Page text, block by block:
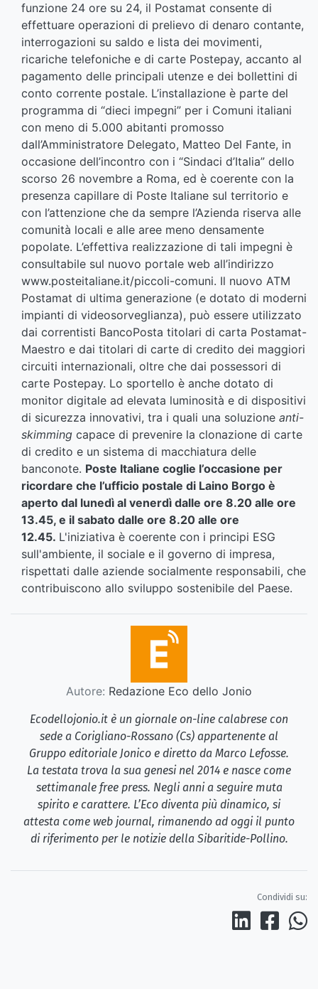
funzione 24 ore su 24, il Postamat consente di
effettuare operazioni di prelievo di denaro contante,
interrogazioni su saldo e lista dei movimenti,
ricariche telefoniche e di carte Postepay, accanto al
pagamento delle principali utenze e dei bollettini di
conto corrente postale. L’installazione è parte del
programma di “dieci impegni” per i Comuni italiani
con meno di 5.000 abitanti promosso
dall’Amministratore Delegato, Matteo Del Fante, in
occasione dell’incontro con i “Sindaci d’Italia” dello
scorso 26 novembre a Roma, ed è coerente con la
presenza capillare di Poste Italiane sul territorio e
con l’attenzione che da sempre l’Azienda riserva alle
comunità locali e alle aree meno densamente
popolate. L’effettiva realizzazione di tali impegni è
consultabile sul nuovo portale web all’indirizzo
www.posteitaliane.it/piccoli-comuni. Il nuovo ATM
Postamat di ultima generazione (e dotato di moderni
impianti di videosorveglianza), può essere utilizzato
dai correntisti BancoPosta titolari di carta Postamat-
Maestro e dai titolari di carte di credito dei maggiori
circuiti internazionali, oltre che dai possessori di
carte Postepay. Lo sportello è anche dotato di
monitor digitale ad elevata luminosità e di dispositivi
di sicurezza innovativi, tra i quali una soluzione anti-
skimming capace di prevenire la clonazione di carte
di credito e un sistema di macchiatura delle
banconote. Poste Italiane coglie l’occasione per
ricordare che l’ufficio postale di Laino Borgo è
aperto dal lunedì al venerdì dalle ore 8.20 alle ore
13.45, e il sabato dalle ore 8.20 alle ore
12.45. L'iniziativa è coerente con i principi ESG
sull'ambiente, il sociale e il governo di impresa,
rispettati dalle aziende socialmente responsabili, che
contribuiscono allo sviluppo sostenibile del Paese.
Autore: Redazione Eco dello Jonio
Ecodellojonio.it è un giornale on-line calabrese con
sede a Corigliano-Rossano (Cs) appartenente al
Gruppo editoriale Jonico e diretto da Marco Lefosse.
La testata trova la sua genesi nel 2014 e nasce come
settimanale free press. Negli anni a seguire muta
spirito e carattere. L’Eco diventa più dinamico, si
attesta come web journal, rimanendo ad oggi il punto
di riferimento per le notizie della Sibaritide-Pollino.
Condividi su: